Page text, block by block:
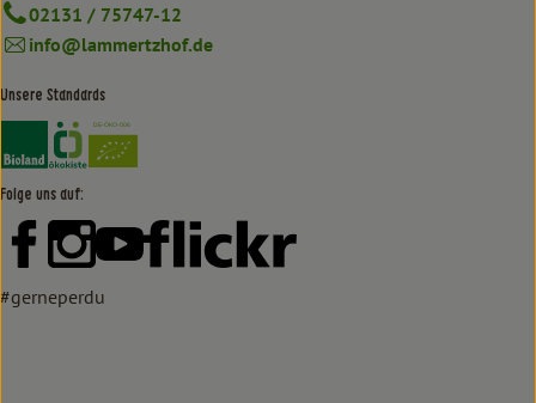
02131 / 75747-12
info@lammertzhof.de
Unsere Standards
Externer Link zu https://www.bioland.de/verbraucher
Externer Link zu https://www.oekokiste.de/
Folge uns auf:
Externer Link zu https://www.facebook.com/lammertzhof/
Externer Link zu https://www.instagram.com/
Externer Link zu https://www.youtube.com/
Externer Link zu https://
#gerneperdu